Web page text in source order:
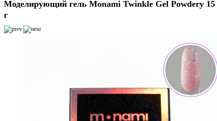
Моделирующий гель Monami Twinkle Gel Powdery 15
г